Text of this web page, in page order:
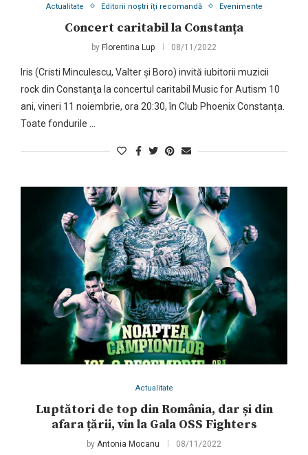
Actualitate Editorii noștri îți recomandă Evenimente
Concert caritabil la Constanța
by Florentina Lup 08/11/2022
Iris (Cristi Minculescu, Valter și Boro) invită iubitorii muzicii
rock din Constanţa la concertul caritabil Music for Autism 10
ani, vineri 11 noiembrie, ora 20:30, în Club Phoenix Constanța.
Toate fondurile …
Actualitate
Luptători de top din România, dar și din
afara țării, vin la Gala OSS Fighters
by Antonia Mocanu 08/11/2022